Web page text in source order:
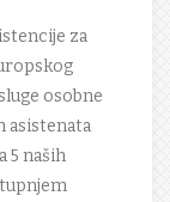
za
osobne
asistenata
5 naših